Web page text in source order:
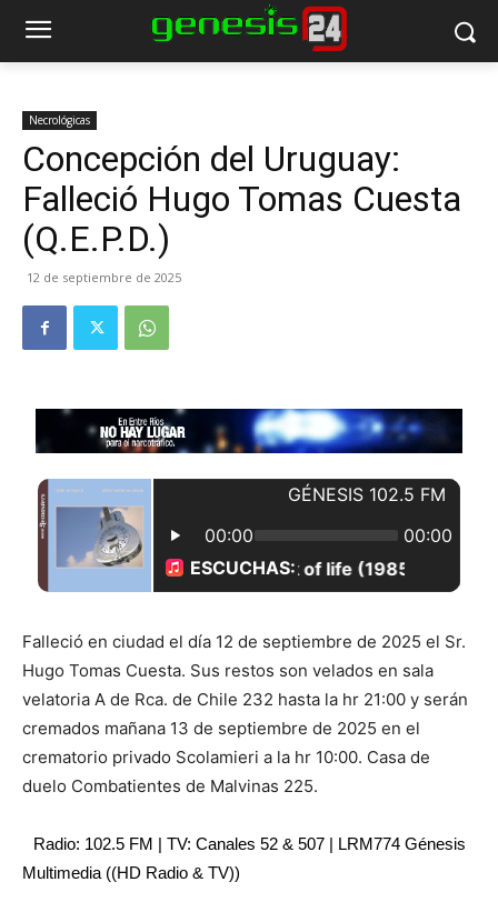
Necrológicas
Concepción del Uruguay:
Falleció Hugo Tomas Cuesta
(Q.E.P.D.)
12 de septiembre de 2025
Falleció en ciudad el día 12 de septiembre de 2025 el Sr.
Hugo Tomas Cuesta. Sus restos son velados en sala
velatoria A de Rca. de Chile 232 hasta la hr 21:00 y serán
cremados mañana 13 de septiembre de 2025 en el
crematorio privado Scolamieri a la hr 10:00. Casa de
duelo Combatientes de Malvinas 225.
Radio: 102.5 FM | TV: Canales 52 & 507 | LRM774 Génesis
Multimedia ((HD Radio & TV))